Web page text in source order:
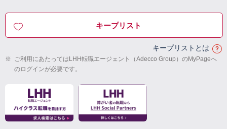
キープリスト
キープリストとは
※ ご利用にあたってはLHH転職エージェント（Adecco Group）のMyPageへ
のログインが必要です。